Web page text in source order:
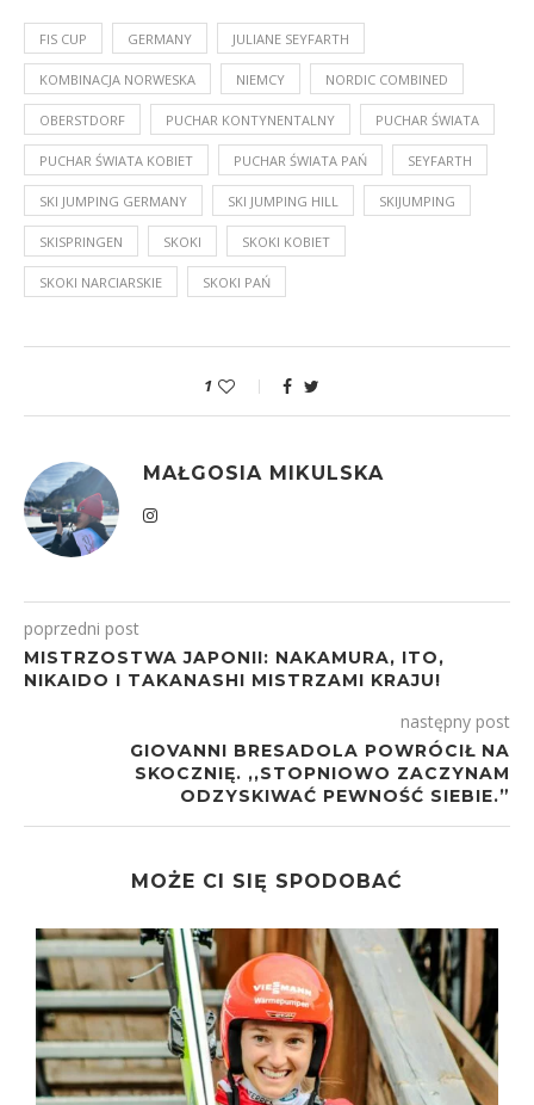
FIS CUP GERMANY JULIANE SEYFARTH
KOMBINACJA NORWESKA NIEMCY NORDIC COMBINED
OBERSTDORF PUCHAR KONTYNENTALNY PUCHAR ŚWIATA
PUCHAR ŚWIATA KOBIET PUCHAR ŚWIATA PAŃ SEYFARTH
SKI JUMPING GERMANY SKI JUMPING HILL SKIJUMPING
SKISPRINGEN SKOKI SKOKI KOBIET
SKOKI NARCIARSKIE SKOKI PAŃ
1
MAŁGOSIA MIKULSKA
poprzedni post
MISTRZOSTWA JAPONII: NAKAMURA, ITO,
NIKAIDO I TAKANASHI MISTRZAMI KRAJU!
następny post
GIOVANNI BRESADOLA POWRÓCIŁ NA
SKOCZNIĘ. ,,STOPNIOWO ZACZYNAM
ODZYSKIWAĆ PEWNOŚĆ SIEBIE.”
MOŻE CI SIĘ SPODOBAĆ